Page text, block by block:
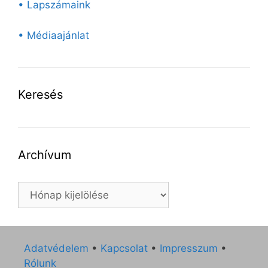
• Lapszámaink
• Médiaajánlat
Keresés
Archívum
Archívum
Adatvédelem • Kapcsolat • Impresszum •
Rólunk